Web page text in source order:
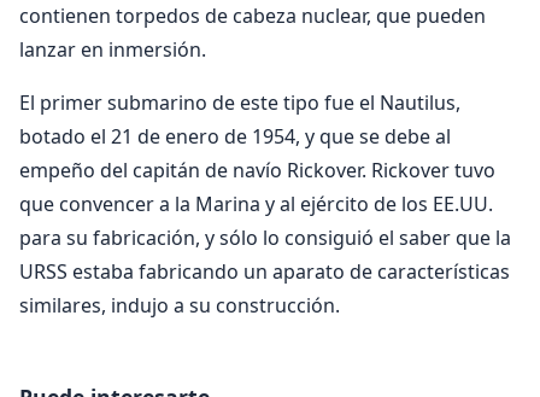
contienen torpedos de cabeza nuclear, que pueden
lanzar en inmersión.
El primer submarino de este tipo fue el Nautilus,
botado el 21 de enero de 1954, y que se debe al
empeño del capitán de navío Rickover. Rickover tuvo
que convencer a la Marina y al ejército de los EE.UU.
para su fabricación, y sólo lo consiguió el saber que la
URSS estaba fabricando un aparato de características
similares, indujo a su construcción.